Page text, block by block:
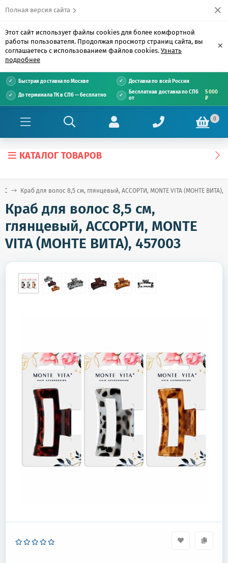
Полная версия сайта
Этот сайт использует файлы cookies для более комфортной
работы пользователя. Продолжая просмотр страниц сайта, вы
соглашаетесь с использованием файлов cookies. Узнать
подробнее
×
Быстрая доставка по Москве Доставка по всей России
До терминала ТК в СПб — бесплатно
Бесплатная доставка по СПб
от
5 000
₽
0
КАТАЛОГ ТОВАРОВ
С Краб для волос 8,5 см, глянцевый, АССОРТИ, MONTE VITA (МОНТЕ ВИТА),
Краб для волос 8,5 см,
глянцевый, АССОРТИ, MONTE
VITA (МОНТЕ ВИТА), 457003